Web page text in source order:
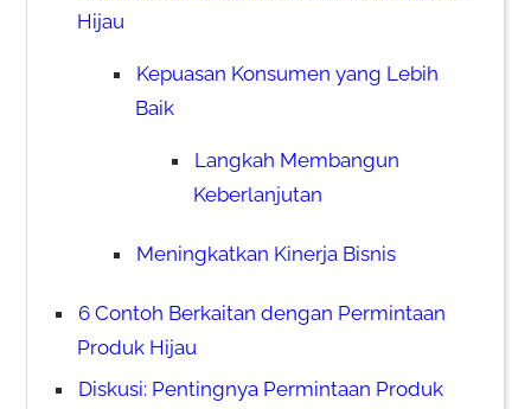
Hijau
Kepuasan Konsumen yang Lebih
Baik
Langkah Membangun
Keberlanjutan
Meningkatkan Kinerja Bisnis
6 Contoh Berkaitan dengan Permintaan
Produk Hijau
Diskusi: Pentingnya Permintaan Produk